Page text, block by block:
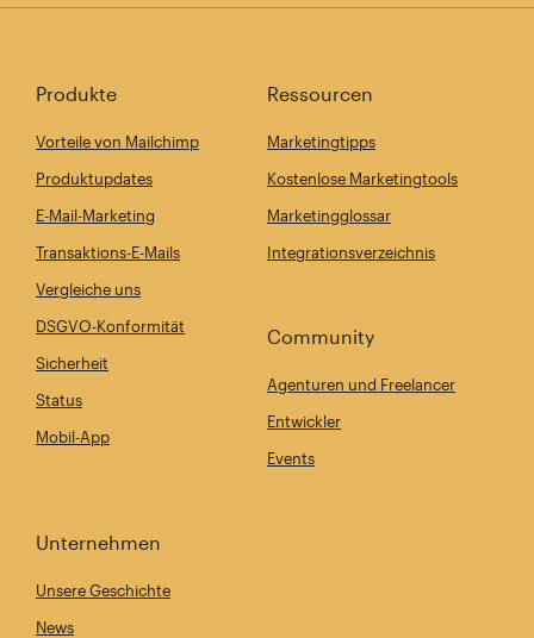
Produkte
Vorteile von Mailchimp
Produktupdates
E-Mail-Marketing
Transaktions-E-Mails
Vergleiche uns
DSGVO-Konformität
Sicherheit
Status
Mobil-App
Ressourcen
Marketingtipps
Kostenlose Marketingtools
Marketingglossar
Integrationsverzeichnis
Community
Agenturen und Freelancer
Entwickler
Events
Unternehmen
Unsere Geschichte
News